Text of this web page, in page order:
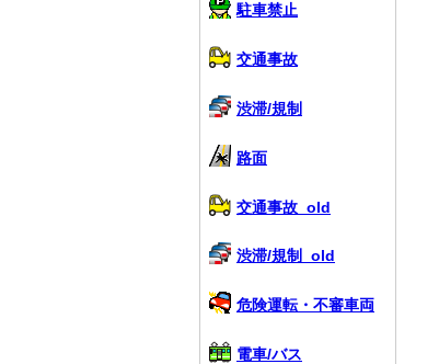
駐車禁止
交通事故
渋滞/規制
路面
交通事故_old
渋滞/規制_old
危険運転・不審車両
電車/バス